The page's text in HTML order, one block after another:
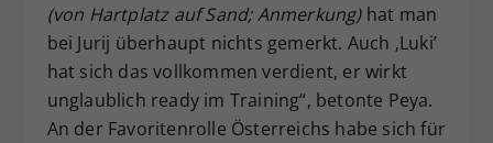
(von Hartplatz auf Sand; Anmerkung)hat man
bei Jurij überhaupt nichts gemerkt. Auch ‚Luki’
hat sich das vollkommen verdient, er wirkt
unglaublich ready im Training“, betonte Peya.
An der Favoritenrolle Österreichs habe sich für